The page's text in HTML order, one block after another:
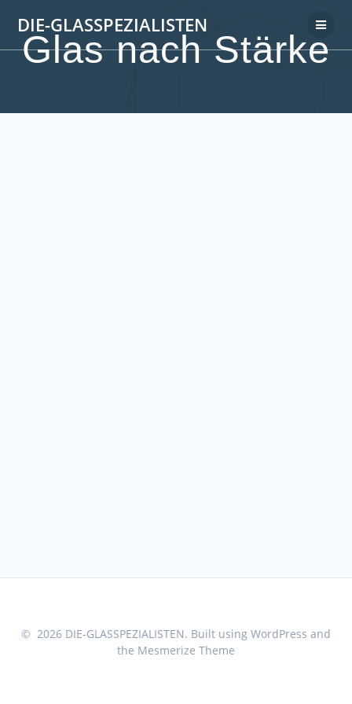
DIE-GLASSPEZIALISTEN
Glas nach Stärke
© 2026 DIE-GLASSPEZIALISTEN. Built using WordPress and
the Mesmerize Theme